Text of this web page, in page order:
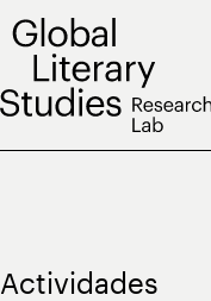
Actividades